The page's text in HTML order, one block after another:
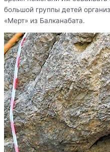
большой группы детей
«Мерт» из Балканабата.